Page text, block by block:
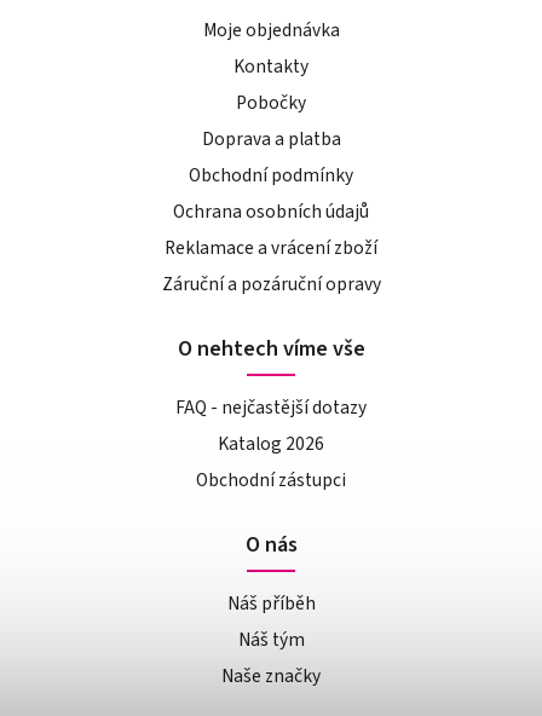
Moje objednávka
Kontakty
Pobočky
Doprava a platba
Obchodní podmínky
Ochrana osobních údajů
Reklamace a vrácení zboží
Záruční a pozáruční opravy
O nehtech víme vše
FAQ - nejčastější dotazy
Katalog 2026
Obchodní zástupci
O nás
Náš příběh
Náš tým
Naše značky